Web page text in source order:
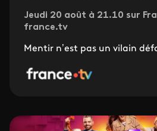
Jeudi 20 août à 21.10 sur
france.tv
Mentir n’est pas un vilain